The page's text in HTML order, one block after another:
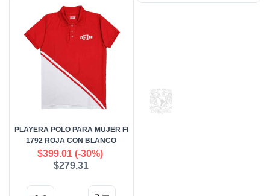
PLAYERA POLO PARA MUJER FI
1792 ROJA CON BLANCO
$399.01(-30%)
$279.31